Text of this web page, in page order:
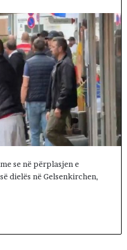
se në përplasjen e
dielës në Gelsenkirchen,